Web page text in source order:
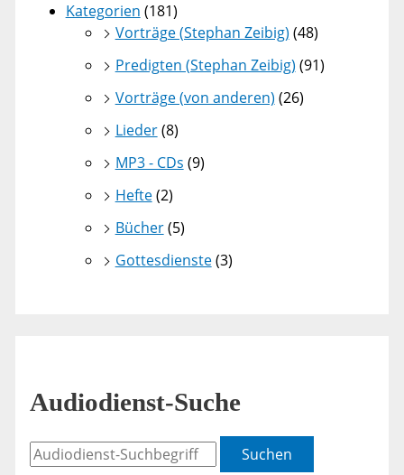
Kategorien (181)
Vorträge (Stephan Zeibig) (48)
Predigten (Stephan Zeibig) (91)
Vorträge (von anderen) (26)
Lieder(8)
MP3 - CDs (9)
Hefte(2)
Bücher(5)
Gottesdienste(3)
Audiodienst-Suche
Suchen